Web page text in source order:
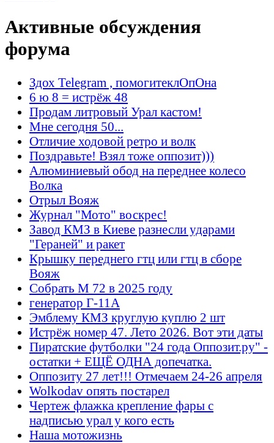
Активные обсуждения
форума
Здох Telegram , помогитеклОпОна
6 ю 8 = истрёж 48
Продам литровый Урал кастом!
Мне сегодня 50...
Отличие ходовой ретро и волк
Поздравьте! Взял тоже оппозит)))
Алюминиевый обод на переднее колесо
Волка
Отрыл Вояж
Журнал "Мото" воскрес!
Завод КМЗ в Киеве разнесли ударами
"Гераней" и ракет
Крышку переднего гтц или гтц в сборе
Вояж
Собрать М 72 в 2025 году
генератор Г-11А
Эмблему КМЗ круглую куплю 2 шт
Истрёж номер 47. Лето 2026. Вот эти даты
Пиратские футболки "24 года Оппозит.ру" -
остатки + ЕЩЁ ОДНА допечатка.
Оппозиту 27 лет!!! Отмечаем 24-26 апреля
Wolkodav опять постарел
Чертеж флажка крепление фары с
надписью урал у кого есть
Наша мотожизнь